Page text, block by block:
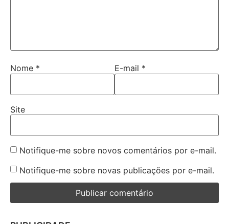
Nome * E-mail *
Site
Notifique-me sobre novos comentários por e-mail.
Notifique-me sobre novas publicações por e-mail.